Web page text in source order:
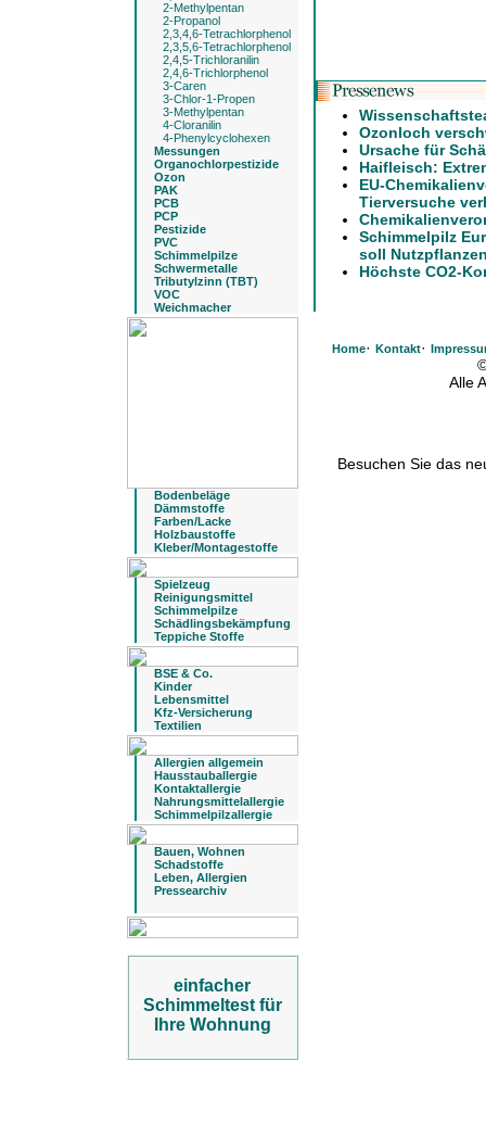
2-Methylpentan
2-Propanol
2,3,4,6-Tetrachlorphenol
2,3,5,6-Tetrachlorphenol
2,4,5-Trichloranilin
2,4,6-Trichlorphenol
3-Caren
3-Chlor-1-Propen
3-Methylpentan
4-Cloranilin
4-Phenylcyclohexen
Messungen
Organochlorpestizide
Ozon
PAK
PCB
PCP
Pestizide
PVC
Schimmelpilze
Schwermetalle
Tributylzinn (TBT)
VOC
Weichmacher
Bodenbeläge
Dämmstoffe
Farben/Lacke
Holzbaustoffe
Kleber/Montagestoffe
Spielzeug
Reinigungsmittel
Schimmelpilze
Schädlingsbekämpfung
Teppiche Stoffe
BSE & Co.
Kinder
Lebensmittel
Kfz-Versicherung
Textilien
Allergien allgemein
Hausstauballergie
Kontaktallergie
Nahrungsmittelallergie
Schimmelpilzallergie
Bauen, Wohnen
Schadstoffe
Leben, Allergien
Pressearchiv
einfacher
Schimmeltest für
Ihre Wohnung
Ozonloch
Ursache für
Haifleisch:
EU-
Tierversuche
Schimmelpilz
soll
Höchste CO2-
Home· Kontakt·
Alle
Besuchen Sie das